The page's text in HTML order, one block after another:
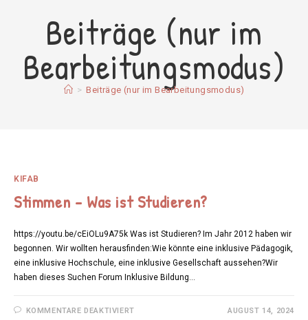
Beiträge (nur im
Bearbeitungsmodus)
> Beiträge (nur im Bearbeitungsmodus)
KIFAB
Stimmen – Was ist Studieren?
https://youtu.be/cEiOLu9A75k Was ist Studieren? Im Jahr 2012 haben wir
begonnen. Wir wollten herausfinden:Wie könnte eine inklusive Pädagogik,
eine inklusive Hochschule, eine inklusive Gesellschaft aussehen?Wir
haben dieses Suchen Forum Inklusive Bildung…
KOMMENTARE DEAKTIVIERTFÜR
AUGUST 14, 2024